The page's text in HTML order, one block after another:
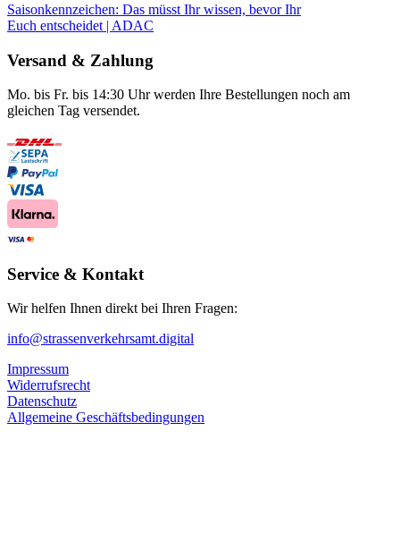
Saisonkennzeichen: Das müsst Ihr wissen, bevor Ihr
Euch entscheidet | ADAC
Versand & Zahlung
Mo. bis Fr. bis 14:30 Uhr werden Ihre Bestellungen noch am
gleichen Tag versendet.
Service & Kontakt
Wir helfen Ihnen direkt bei Ihren Fragen:
info@strassenverkehrsamt.digital
Impressum
Widerrufsrecht
Datenschutz
Allgemeine Geschäftsbedingungen